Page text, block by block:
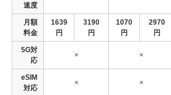
速度
月額
料金
1639
円
3190
円
1070
円
2970
円
5G対
応
× ×
eSIM
対応
× ×